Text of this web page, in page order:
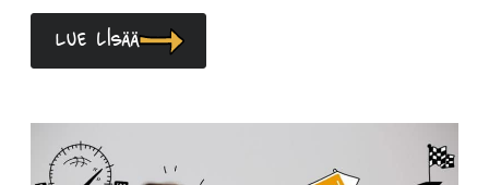
Lue lisää